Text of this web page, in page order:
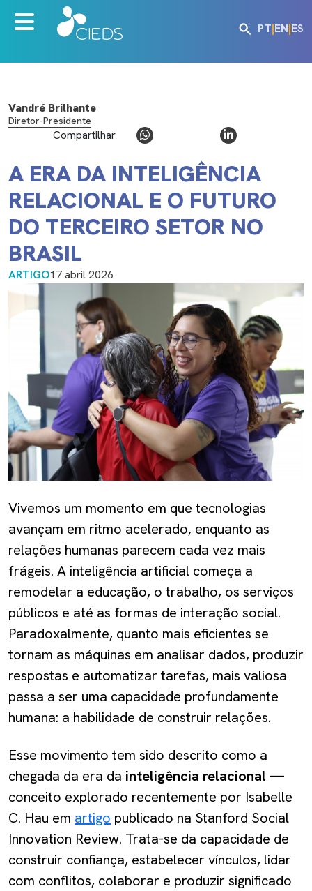
PT|EN|ES
Vandré Brilhante
Diretor-Presidente
Compartilhar
A ERA DA INTELIGÊNCIA
RELACIONAL E O FUTURO
DO TERCEIRO SETOR NO
BRASIL
ARTIGO17 abril 2026
Vivemos um momento em que tecnologias
avançam em ritmo acelerado, enquanto as
relações humanas parecem cada vez mais
frágeis. A inteligência artificial começa a
remodelar a educação, o trabalho, os serviços
públicos e até as formas de interação social.
Paradoxalmente, quanto mais eficientes se
tornam as máquinas em analisar dados, produzir
respostas e automatizar tarefas, mais valiosa
passa a ser uma capacidade profundamente
humana: a habilidade de construir relações.
Esse movimento tem sido descrito como a
chegada da era da inteligência relacional —
conceito explorado recentemente por Isabelle
C. Hau em artigo publicado na Stanford Social
Innovation Review. Trata-se da capacidade de
construir confiança, estabelecer vínculos, lidar
com conflitos, colaborar e produzir significado